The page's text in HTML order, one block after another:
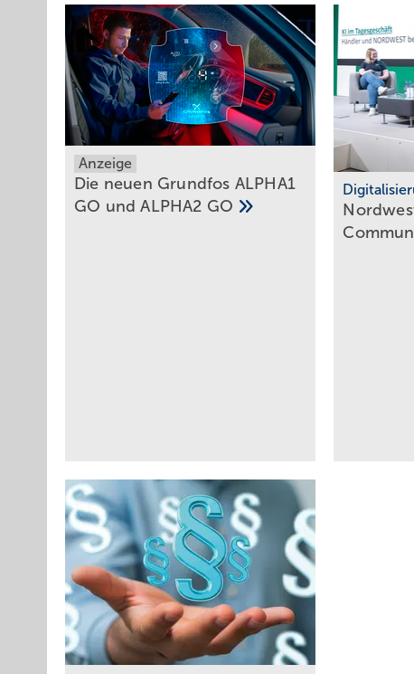
Anzeige
Die neuen Grundfos ALPHA1
GO und ALPHA2 GO